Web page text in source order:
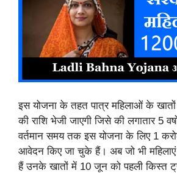
इस योजना के तहत पात्र महिलाओं के
की राशि भेजी जाएगी जिसे की लगातार 5
वर्तमान समय तक इस योजना के लिए 1
आवेदन किए जा चुके हैं। अब जो भी
हैं उनके खातों में 10 जून को पहली किस्त